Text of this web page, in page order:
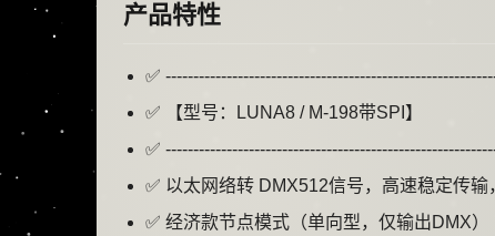
产品特性
✅
✅ 【型号：LUNA8 / M-198带SPI】
✅
✅ 以太网络转 DMX512信号，高速稳定传
✅ 经济款节点模式（单向型，仅输出DMX）